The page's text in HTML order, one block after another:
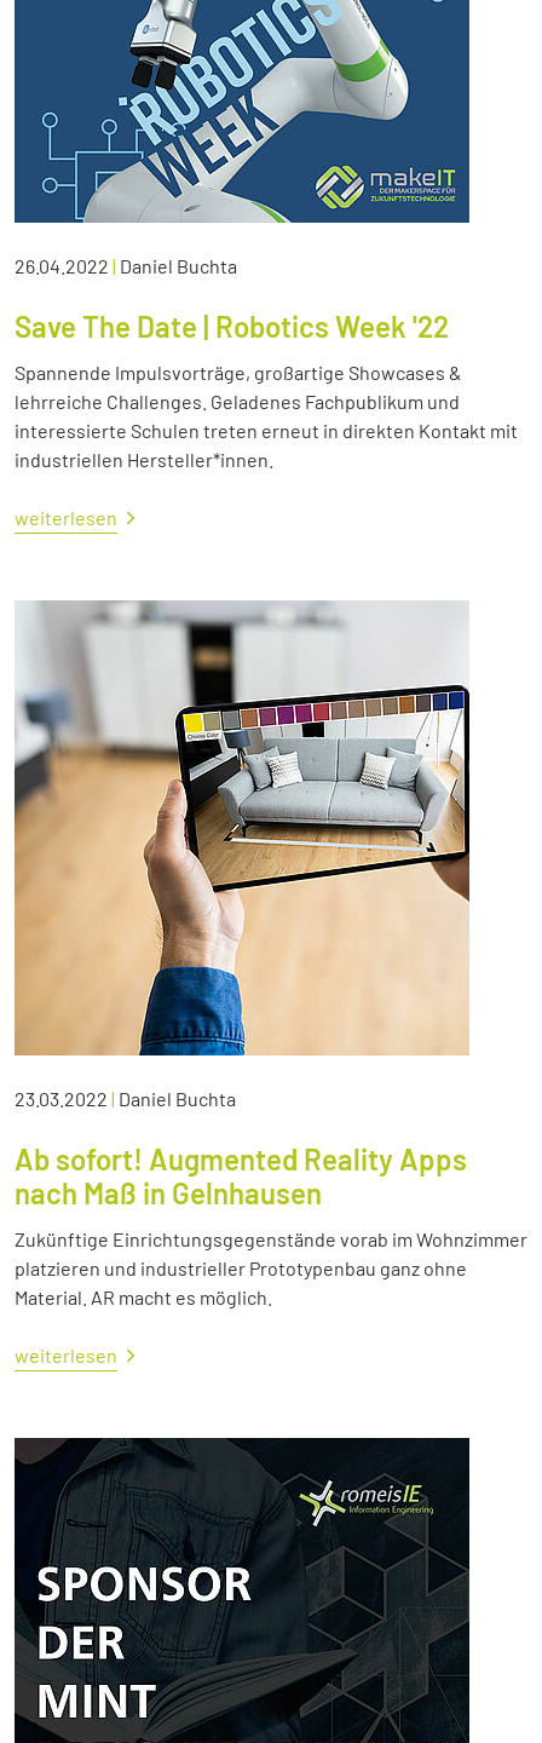
26.04.2022 | Daniel Buchta
Save The Date | Robotics Week '22
Spannende Impulsvorträge, großartige Showcases &
lehrreiche Challenges. Geladenes Fachpublikum und
interessierte Schulen treten erneut in direkten Kontakt mit
industriellen Hersteller*innen.
weiterlesen
23.03.2022 | Daniel Buchta
Ab sofort! Augmented Reality Apps
nach Maß in Gelnhausen
Zukünftige Einrichtungsgegenstände vorab im Wohnzimmer
platzieren und industrieller Prototypenbau ganz ohne
Material. AR macht es möglich.
weiterlesen